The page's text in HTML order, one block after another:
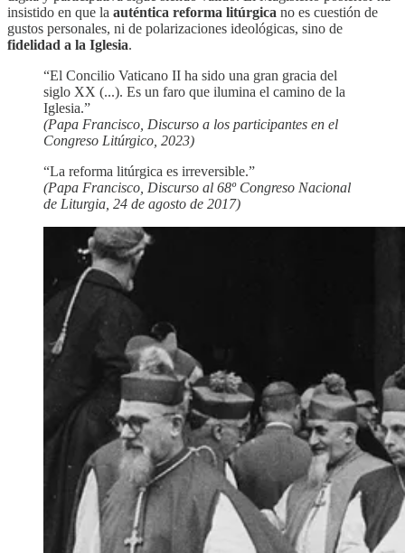
insistido en que la auténtica reforma litúrgica no es cuestión de
gustos personales, ni de polarizaciones ideológicas, sino de
fidelidad a la Iglesia.
“El Concilio Vaticano II ha sido una gran gracia del
siglo XX (...). Es un faro que ilumina el camino de la
Iglesia.”
(Papa Francisco, Discurso a los participantes en el
Congreso Litúrgico, 2023)
“La reforma litúrgica es irreversible.”
(Papa Francisco, Discurso al 68º Congreso Nacional
de Liturgia, 24 de agosto de 2017)